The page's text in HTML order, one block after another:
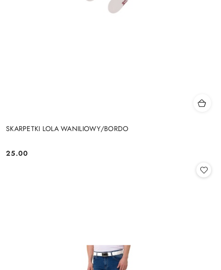
SKARPETKI LOLA WANILIOWY/BORDO
Cena:
25.00